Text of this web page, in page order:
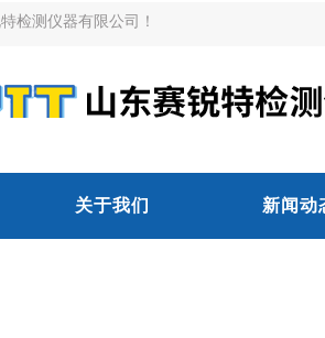
检测仪器有限公司！
关于我们 新闻动